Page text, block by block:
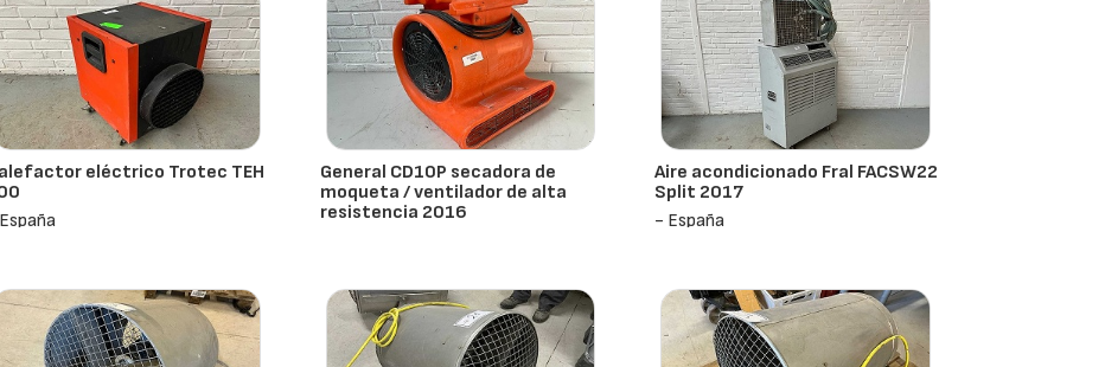
eléctrico Trotec TEH
General CD10P secadora de
moqueta / ventilador de alta
resistencia 2016
Aire acondicionado Fral FACSW22
Split 2017
- España